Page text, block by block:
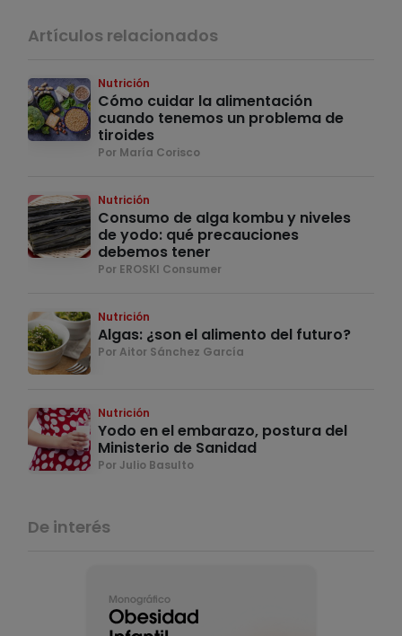
Artículos relacionados
Nutrición
Cómo cuidar la alimentación
cuando tenemos un problema de
tiroides
Por María Corisco
Nutrición
Consumo de alga kombu y niveles
de yodo: qué precauciones
debemos tener
Por EROSKI Consumer
Nutrición
Algas: ¿son el alimento del futuro?
Por Aitor Sánchez García
Nutrición
Yodo en el embarazo, postura del
Ministerio de Sanidad
Por Julio Basulto
De interés